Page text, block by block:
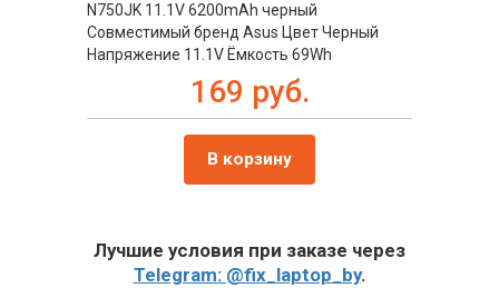
N750JK 11.1V 6200mAh черный
Совместимый бренд Asus Цвет Черный
Напряжение 11.1V Ёмкость 69Wh
169 руб.
В корзину
Лучшие условия при заказе через
Telegram: @fix_laptop_by.